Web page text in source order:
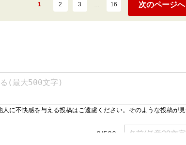
1 2 3 … 16 次のページへ